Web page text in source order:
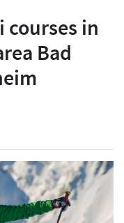
courses in
Bad